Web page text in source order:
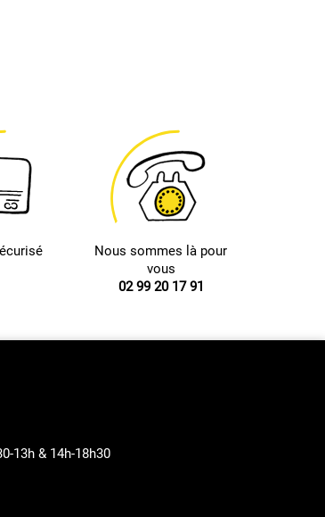
Nous sommes là pour
vous
02 99 20 17 91
13h & 14h-18h30